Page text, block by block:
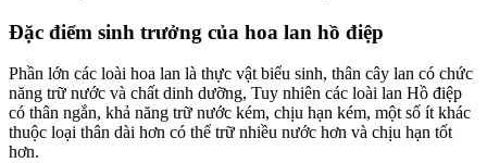
Đặc điểm sinh trưởng của hoa lan hồ điệp
Phần lớn các loài hoa lan là thực vật biểu sinh, thân cây lan có chức
năng trữ nước và chất dinh dưỡng, Tuy nhiên các loài lan Hồ điệp
có thân ngắn, khả năng trữ nước kém, chịu hạn kém, một số ít khác
thuộc loại thân dài hơn có thể trữ nhiều nước hơn và chịu hạn tốt
hơn.